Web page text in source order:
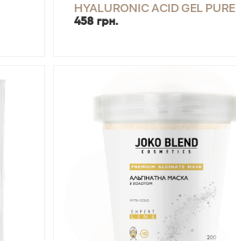
HYALURONIC ACID GEL PURE
POWER JOKO BLEND 30 МЛ
458 грн.